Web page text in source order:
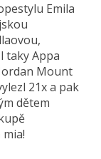
Emila
taky Appa
Mount
21x a pak
dětem